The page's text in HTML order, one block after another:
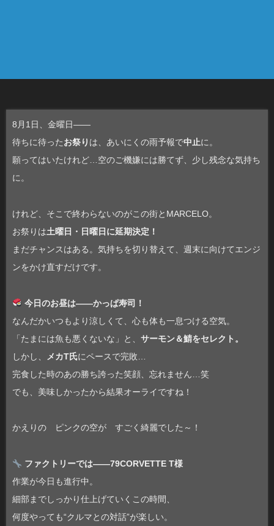
8月1日、金曜日――
待ちに待ったお祭り は、あいにくの雨予報で中止に。
願ってはいたけれど…空のご機嫌には勝てず、少し残念な気持ち
に。
けれど、そこで終わらないのがこの街とMARCELO。
お祭りは土曜日・日曜日に延期決定！
まだチャンスはある。気持ちを切り替えて、週末に向けてエンジ
ンをかけ直すだけです。
今日のお昼は――かっぱ寿司！
なんだかいつもより涼しくて、心も体も一息つける空気。
「たまには魚も悪くないな」と、 サーモン＆鯖をセレクト。
しかし、
メカT氏にペースで完敗…
完食した時のあの勝ち誇った笑顔、忘れません…笑
でも、美味しかったから結果オーライですね！
かえりの ピンクの空が すごく綺麗でした～！
ファクトリーでは――79CORVETTE T様
作業が今日も進行中。
細部までしっかり仕上げていくこの時間、
何度やっても“クルマとの対話”が楽しい。